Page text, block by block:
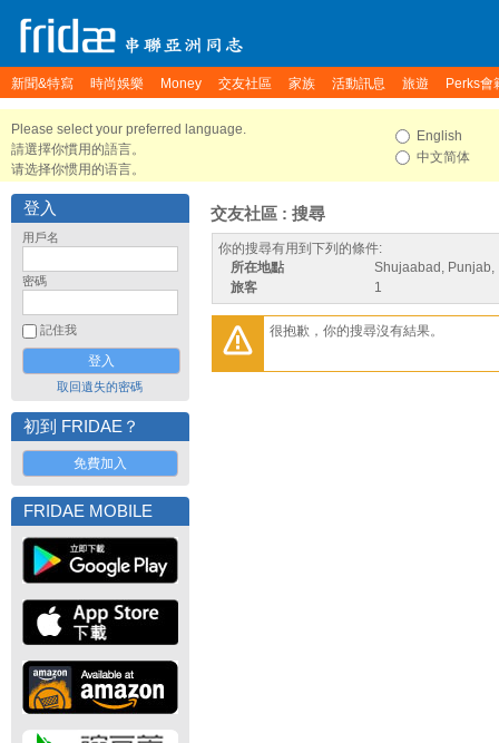
新聞&特寫 時尚娛樂 Money 交友社區 家族 活動訊息 旅遊 Perks會
Please select your preferred language.
請選擇你慣用的語言。
请选择你惯用的语言。
English
中文简体
登入
用戶名
密碼
記住我
取回遺失的密碼
初到 FRIDAE？
免費加入
FRIDAE MOBILE
交友社區 : 搜尋
你的搜尋有用到下列的條件:
所在地點
Shujaabad, Punjab,
旅客
1
很抱歉，你的搜尋沒有結果。